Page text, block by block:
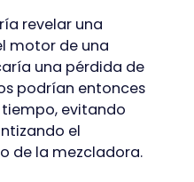
revelar una
motor de una
una pérdida de
podrían entonces
evitando
el
de la mezcladora.